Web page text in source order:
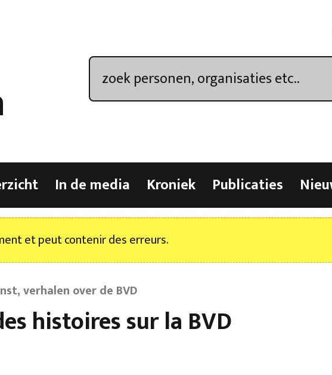
In de media Kroniek Publicaties
et peut contenir des erreurs.
verhalen over de BVD
histoires sur la BVD